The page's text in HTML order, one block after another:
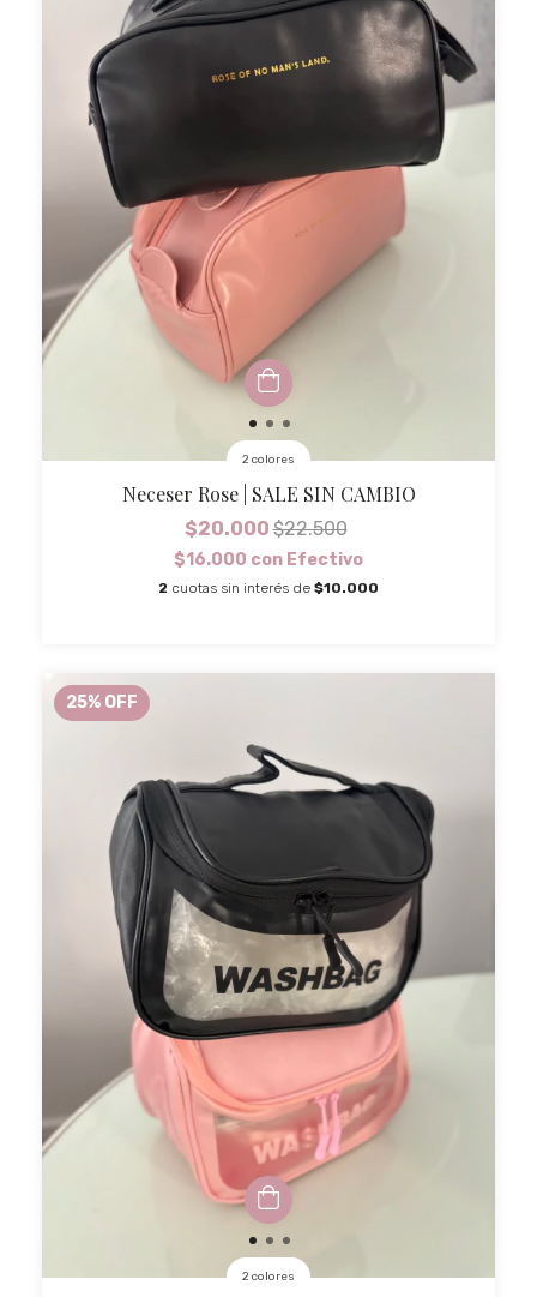
2 colores
Neceser Rose | SALE SIN CAMBIO
$20.000$22.500
$16.000 con Efectivo
2 cuotas sin interés de $10.000
25% OFF
2 colores